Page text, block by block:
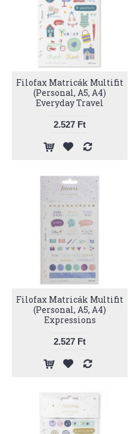
Filofax Matricák Multifit
(Personal, A5, A4)
Everyday Travel
2.527 Ft
Filofax Matricák Multifit
(Personal, A5, A4)
Expressions
2.527 Ft